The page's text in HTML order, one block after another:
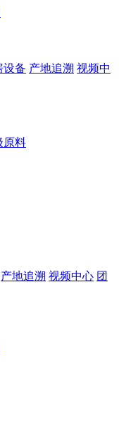
设备 产地追溯 视频中
原料
产地追溯 视频中心 团